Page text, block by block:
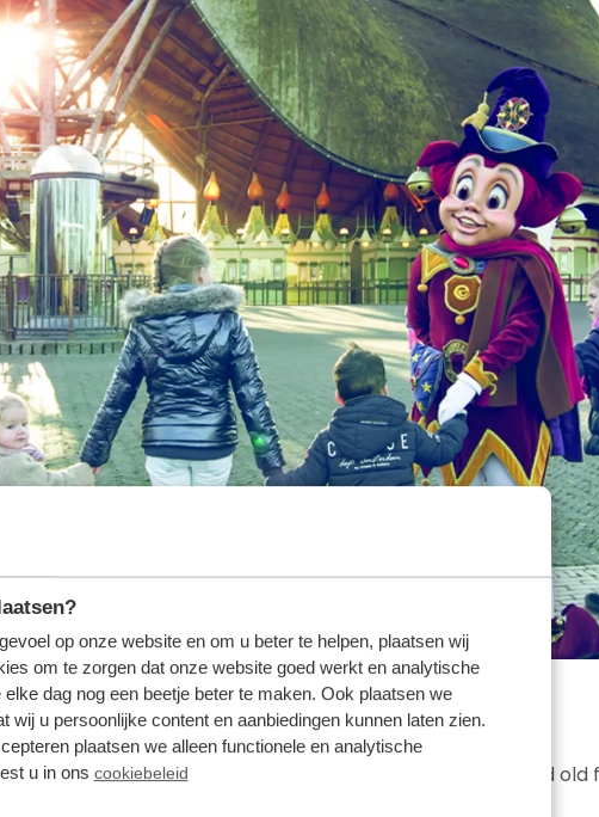
op onze website en om u beter te helpen, plaatsen wij
om te zorgen dat onze website goed werkt en analytische
dag nog een beetje beter te maken. Ook plaatsen we
wij u persoonlijke content en aanbiedingen kunnen laten zien.
plaatsen we alleen functionele en analytische
u in ons cookiebeleid
experience has been the favourite outing for young and
amusement park.